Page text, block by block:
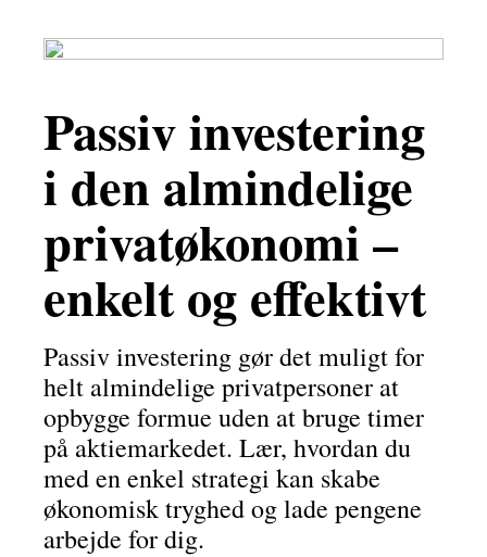
Passiv investering
i den almindelige
privatøkonomi –
enkelt og effektivt
Passiv investering gør det muligt for
helt almindelige privatpersoner at
opbygge formue uden at bruge timer
på aktiemarkedet. Lær, hvordan du
med en enkel strategi kan skabe
økonomisk tryghed og lade pengene
arbejde for dig.